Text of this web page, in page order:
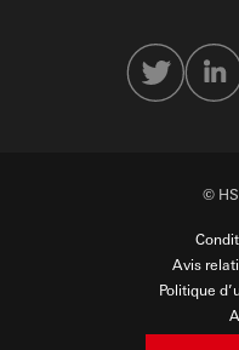
©
Avis
Politique